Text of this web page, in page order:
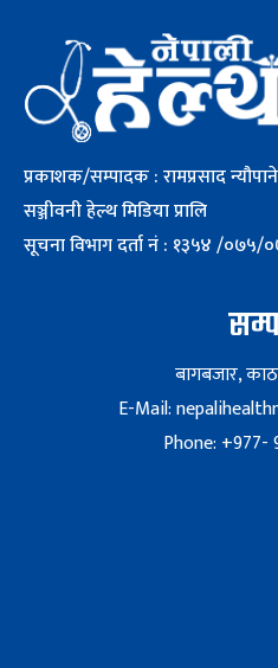
प्रकाशक/सम्पादक : रामप्रसाद न्यौपाने
सञ्जीवनी हेल्थ मिडिया प्रालि
सूचना विभाग दर्ता नं : १३५४ /०७५/
बागबजार,
E-Mail:
Phone: +977-